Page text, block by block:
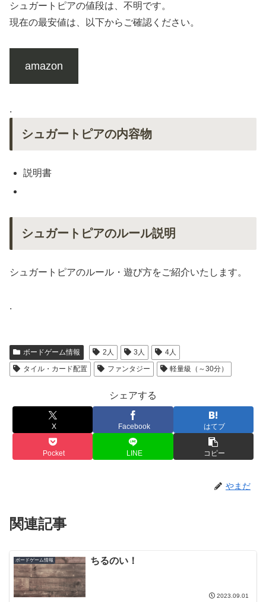
シュガートピアの値段は、不明です。
現在の最安値は、以下からご確認ください。
amazon
.
シュガートピアの内容物
説明書
シュガートピアのルール説明
シュガートピアのルール・遊び方をご紹介いたします。
.
ボードゲーム情報 2人 3人
4人
タイル・カード配置
ファンタジー 軽量級（～30分）
シェアする
X Facebook はてブ
Pocket LINE コピー
やまだ
関連記事
ボードゲーム情報 ちるのい！
2023.09.01